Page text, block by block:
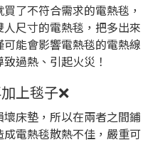
了不符合需求的電熱毯，
尺寸的電熱毯，把多出來
能會影響電熱毯的電熱線
過熱、引起火災！
上毯子❌
床墊，所以在兩者之間鋪
電熱毯散熱不佳，嚴重可